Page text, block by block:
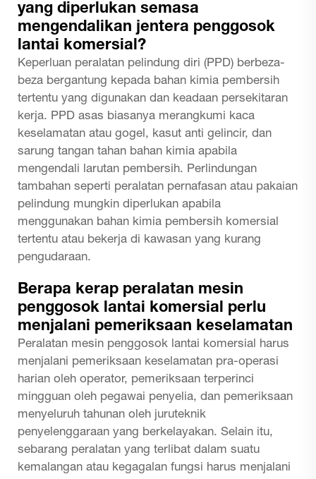
yang diperlukan semasa
mengendalikan jentera penggosok
lantai komersial?
Keperluan peralatan pelindung diri (PPD) berbeza-
beza bergantung kepada bahan kimia pembersih
tertentu yang digunakan dan keadaan persekitaran
kerja. PPD asas biasanya merangkumi kaca
keselamatan atau gogel, kasut anti gelincir, dan
sarung tangan tahan bahan kimia apabila
mengendali larutan pembersih. Perlindungan
tambahan seperti peralatan pernafasan atau pakaian
pelindung mungkin diperlukan apabila
menggunakan bahan kimia pembersih komersial
tertentu atau bekerja di kawasan yang kurang
pengudaraan.
Berapa kerap peralatan mesin
penggosok lantai komersial perlu
menjalani pemeriksaan keselamatan
Peralatan mesin penggosok lantai komersial harus
menjalani pemeriksaan keselamatan pra-operasi
harian oleh operator, pemeriksaan terperinci
mingguan oleh pegawai penyelia, dan pemeriksaan
menyeluruh tahunan oleh juruteknik
penyelenggaraan yang berkelayakan. Selain itu,
sebarang peralatan yang terlibat dalam suatu
kemalangan atau kegagalan fungsi harus menjalani